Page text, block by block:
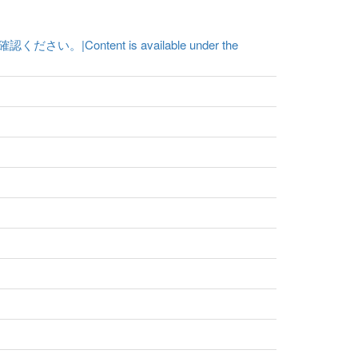
ください。|Content is available under the